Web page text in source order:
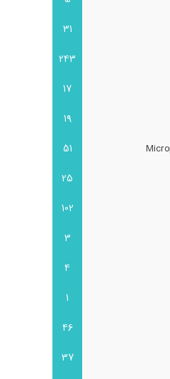
31
243
17
19
51
25
102
3
4
1
46
37